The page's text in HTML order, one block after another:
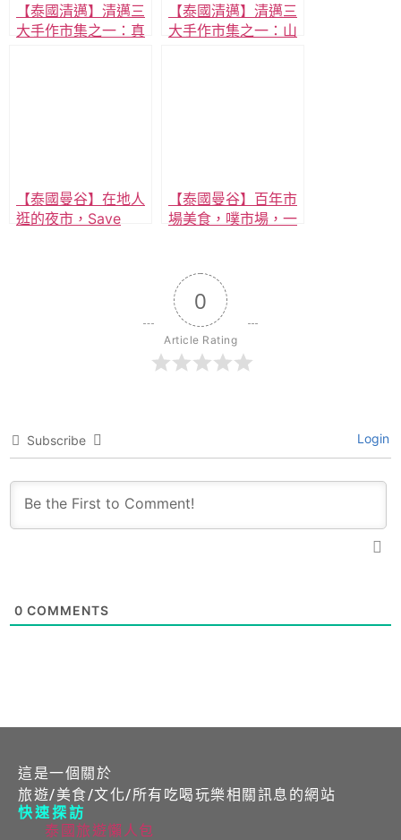
【泰國清邁】清邁三
大手作市集之一：真
【泰國清邁】清邁三
大手作市集之一：山
【泰國曼谷】在地人
逛的夜市，Save
【泰國曼谷】百年市
場美食，噗市場，一
景，近BTS!
0
Article Rating
Subscribe Login
0 COMMENTS
這是一個關於
旅遊/美食/文化/所有吃喝玩樂相關訊息的網站
快速探訪
泰國旅遊懶人包